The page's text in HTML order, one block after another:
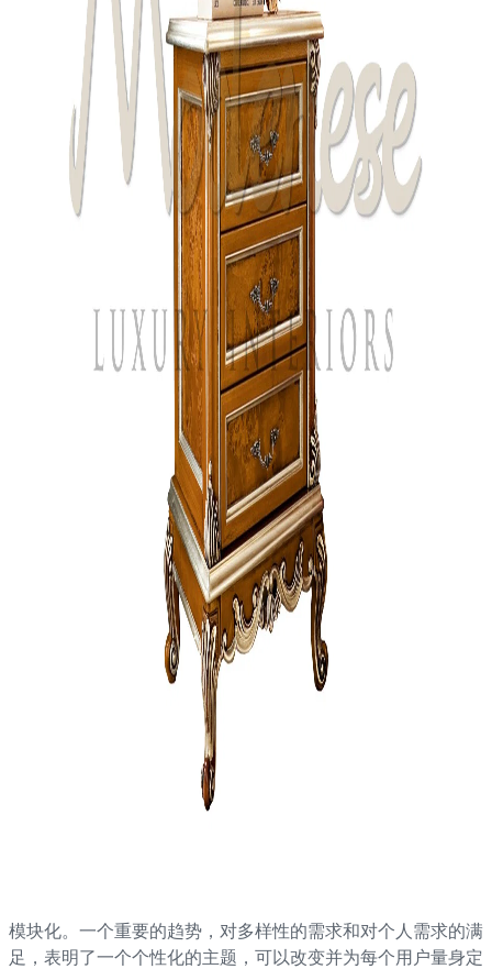
模块化。一个重要的趋势，对多样性的需求和对个人需求的满
足，表明了一个个性化的主题，可以改变并为每个用户量身定